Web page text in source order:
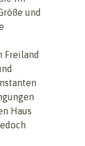
und
Freiland
Haus